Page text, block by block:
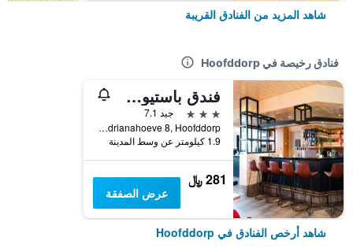
شاهد المزيد من الفنادق القريبة
فنادق رخيصة في Hoofddorp
فندق باستيون سخيبول هوفدورب
3 نجوم
جيد 7.1
Adrianahoeve 8, Hoofddorp, مقاطعة شمال هولندا, هولندا
1.9 كيلومتر عن وسط المدينة
281 ﷼
عرض الصفقة
شاهد أرخص الفنادق في Hoofddorp